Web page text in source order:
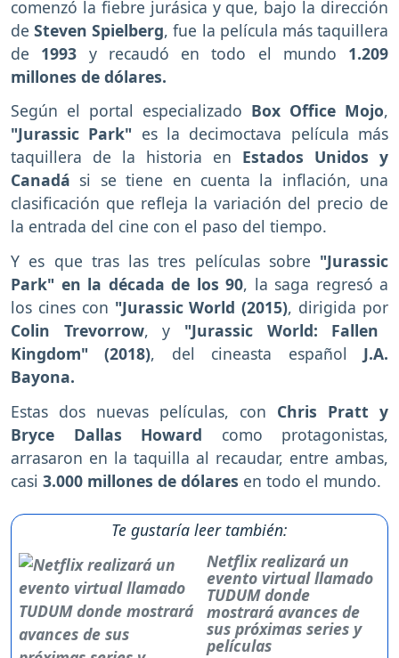
comenzó la fiebre jurásica y que, bajo la dirección
de Steven Spielberg, fue la película más taquillera
de 1993 y recaudó en todo el mundo 1.209
millones de dólares.
Según el portal especializado Box Office Mojo,
"Jurassic Park" es la decimoctava película más
taquillera de la historia en Estados Unidos y
Canadá si se tiene en cuenta la inflación, una
clasificación que refleja la variación del precio de
la entrada del cine con el paso del tiempo.
Y es que tras las tres películas sobre "Jurassic
Park" en la década de los 90, la saga regresó a
los cines con "Jurassic World (2015), dirigida por
Colin Trevorrow, y "Jurassic World: Fallen
Kingdom" (2018), del cineasta español J.A.
Bayona.
Estas dos nuevas películas, con Chris Pratt y
Bryce Dallas Howard como protagonistas,
arrasaron en la taquilla al recaudar, entre ambas,
casi 3.000 millones de dólares en todo el mundo.
Te gustaría leer también:
Netflix realizará un
evento virtual llamado
TUDUM donde
mostrará avances de
sus próximas series y
películas